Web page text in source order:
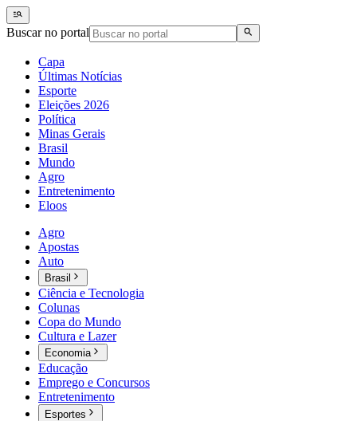
Buscar no portal
Capa
Últimas Notícias
Esporte
Eleições 2026
Política
Minas Gerais
Brasil
Mundo
Agro
Entretenimento
Eloos
Agro
Apostas
Auto
Brasil
Ciência e Tecnologia
Colunas
Copa do Mundo
Cultura e Lazer
Economia
Educação
Emprego e Concursos
Entretenimento
Esportes